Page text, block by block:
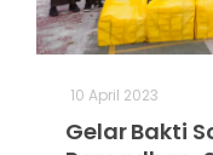
10 April 2023
Gelar Bakti